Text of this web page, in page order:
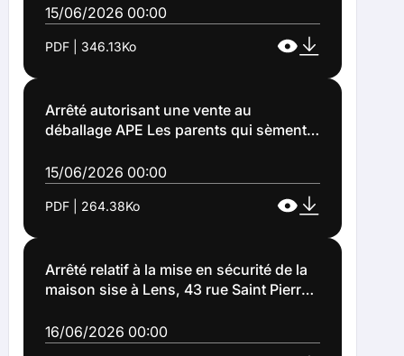
au déballage dénommée "marché aux
puces" organisée par l'association des
parents d'élèves les parents qui
15/06/2026 00:00
PDF | 346.13Ko
Arrêté autorisant une vente au
déballage APE Les parents qui sèment
parking cottage face à la station total
rue Alain à Lens (Arrêté n°2026-1138)
15/06/2026 00:00
PDF | 264.38Ko
Arrêté relatif à la mise en sécurité de la
maison sise à Lens, 43 rue Saint Pierre
16/06/2026 00:00